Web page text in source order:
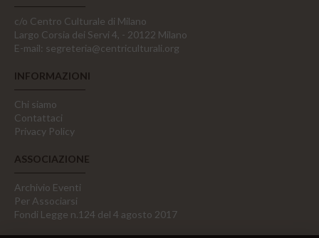
c/o Centro Culturale di Milano
Largo Corsia dei Servi 4, - 20122 Milano
E-mail: segreteria@centriculturali.org
INFORMAZIONI
Chi siamo
Contattaci
Privacy Policy
ASSOCIAZIONE
Archivio Eventi
Per Associarsi
Fondi Legge n.124 del 4 agosto 2017